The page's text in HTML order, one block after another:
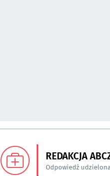
REDAKCJA
Odpowiedź